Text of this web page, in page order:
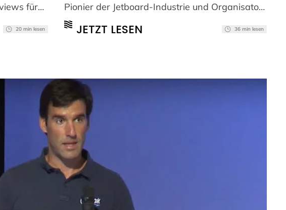
für
20 min lesen
Pionier der Jetboard-Industrie und Organisator
der Allstar Jetboard Tour powered by
Jetsurfingnation und E-Surfer. (mehr …)
JETZT LESEN 36 min lesen